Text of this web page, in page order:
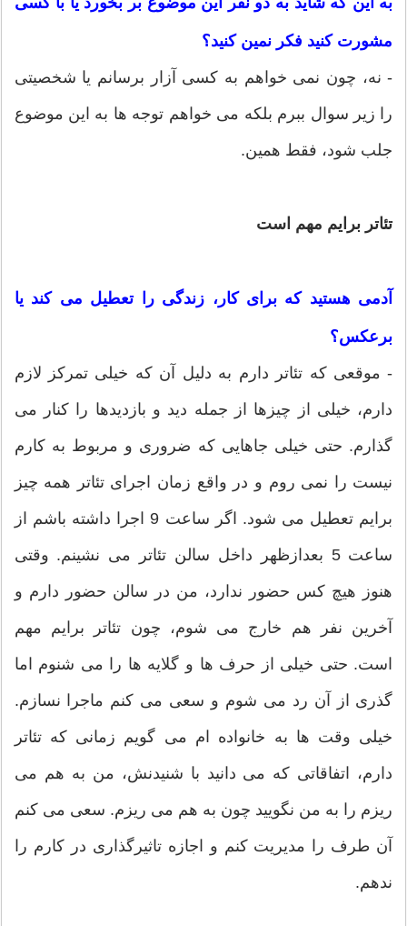
مشورت کنید فکر نمین کنید؟
- نه، چون نمی خواهم به کسی آزار برسانم یا شخصیتی
را زیر سوال ببرم بلکه می خواهم توجه ها به این موضوع
جلب شود، فقط همین.
تئاتر برایم مهم است
آدمی هستید که برای کار، زندگی را تعطیل می کند یا
برعکس؟
- موقعی که تئاتر دارم به دلیل آن که خیلی تمرکز لازم
دارم، خیلی از چیزها از جمله دید و بازدیدها را کنار می
گذارم. حتی خیلی جاهایی که ضروری و مربوط به کارم
نیست را نمی روم و در واقع زمان اجرای تئاتر همه چیز
برایم تعطیل می شود. اگر ساعت 9 اجرا داشته باشم از
ساعت 5 بعدازظهر داخل سالن تئاتر می نشینم. وقتی
هنوز هیچ کس حضور ندارد، من در سالن حضور دارم و
آخرین نفر هم خارج می شوم، چون تئاتر برایم مهم
است. حتی خیلی از حرف ها و گلایه ها را می شنوم اما
گذری از آن رد می شوم و سعی می کنم ماجرا نسازم.
خیلی وقت ها به خانواده ام می گویم زمانی که تئاتر
دارم، اتفاقاتی که می دانید با شنیدنش، من به هم می
ریزم را به من نگویید چون به هم می ریزم. سعی می کنم
آن طرف را مدیریت کنم و اجازه تاثیرگذاری در کارم را
ندهم.